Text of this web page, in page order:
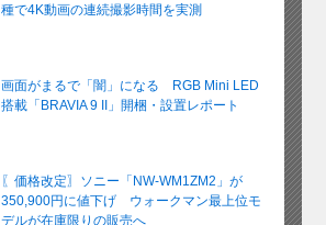
種で4K動画の連続撮影時間を実測
画面がまるで「闇」になる RGB Mini LED
搭載「BRAVIA 9 II」開梱・設置レポート
〖価格改定〗ソニー「NW-WM1ZM2」が
350,900円に値下げ ウォークマン最上位モ
デルが在庫限りの販売へ